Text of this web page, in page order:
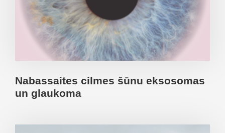
Nabassaites cilmes šūnu eksosomas
un glaukoma